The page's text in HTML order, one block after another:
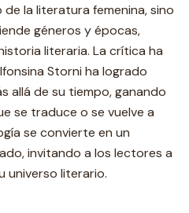
la literatura femenina, sino
géneros y épocas,
literaria. La crítica ha
Storni ha logrado
allá de su tiempo, ganando
se traduce o se vuelve a
se convierte en un
invitando a los lectores a
universo literario.